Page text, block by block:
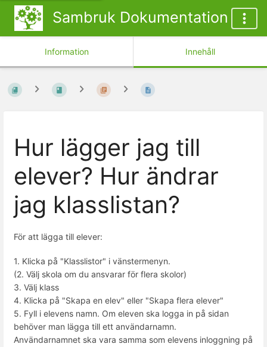
Sambruk Dokumentation
Information Innehåll
Hur lägger jag till
elever? Hur ändrar
jag klasslistan?
För att lägga till elever:
1. Klicka på "Klasslistor" i vänstermenyn.
(2. Välj skola om du ansvarar för flera skolor)
3. Välj klass
4. Klicka på "Skapa en elev" eller "Skapa flera elever"
5. Fyll i elevens namn. Om eleven ska logga in på sidan
behöver man lägga till ett användarnamn.
Användarnamnet ska vara samma som elevens inloggning på